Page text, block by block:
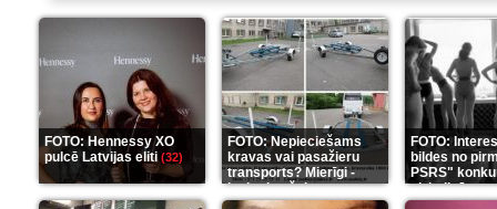
FOTO: Hennessy XO
pulcē Latvijas eliti(32)
FOTO: Nepieciešams
kravas vai pasažieru
transports? Mierīgi -
ieskaties šeit(35)
FOTO:
bildes no
PSRS"
aizkulisēm